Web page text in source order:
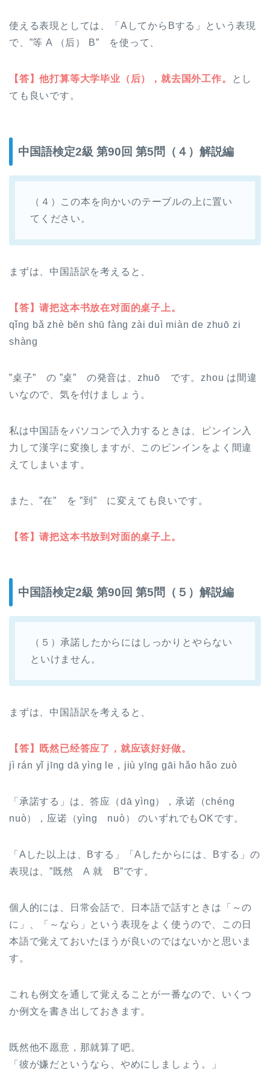
使える表現としては、
「AしてからBする」という表現
で、”等 A （后） B”
を使って、
【答】他打算等大学毕业（后），就去国外工作。
とし
ても良いです。
中国語検定2級 第90回 第5問（４）解説編
（４）この本を向かいのテーブルの上に置い
てください。
まずは、中国語訳を考えると、
【答】请把这本书放在对面的桌子上。
qǐng bǎ zhè bĕn shū fàng zài duì miàn de zhuō zi
shàng
”桌子” の ”桌” の発音は、zhuō です。zhou は間違
いなので、気を付けましょう。
私は中国語をパソコンで入力するときは、ピンイン入
力して漢字に変換しますが、このピンインをよく間違
えてしまいます。
また、”在” を ”到” に変えても良いです。
【答】请把这本书放到对面的桌子上。
中国語検定2級 第90回 第5問（５）解説編
（５）承諾したからにはしっかりとやらない
といけません。
まずは、中国語訳を考えると、
【答】既然已经答应了，就应该好好做。
jì rán yǐ jīng dā yìng le，jiù yīng gāi hǎo hǎo zuò
「承諾する」は、答应 （dā yìng）， 承诺 （chéng
nuò）， 应诺 （yìng nuò） のいずれでもOKです。
「Aした以上は、Bする」「Aしたからには、Bする」の
表現は、”既然 A 就 B”です。
個人的には、日常会話で、日本語で話すときは「～の
に」、「～なら」という表現をよく使うので、この日
本語で覚えておいたほうが良いのではないかと思いま
す。
これも例文を通して覚えることが一番なので、いくつ
か例文を書き出しておきます。
既然他不愿意，那就算了吧。
「彼が嫌だというなら、やめにしましょう。」